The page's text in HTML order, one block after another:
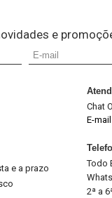
e
e a prazo
Chat
E-mail
Todo
2ª a